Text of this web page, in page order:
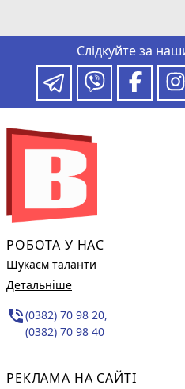
Слідкуйте за
РОБОТА У НАС
Шукаєм таланти
Детальніше
phone_in_talk(0382) 70 98 20,
(0382) 70 98 40
РЕКЛАМА НА САЙТІ